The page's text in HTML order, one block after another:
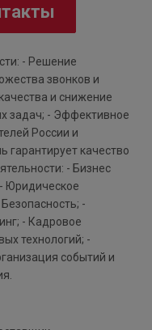
- Решение
звонков и
и снижение
задач; - Эффективное
России и
гарантирует качество
- Бизнес
Юридическое
-
- Кадровое
технологий; -
событий и